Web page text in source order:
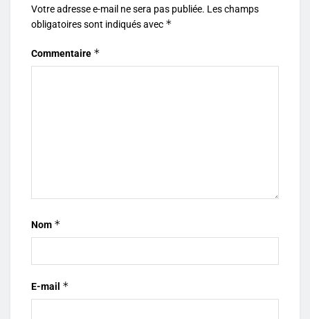
Votre adresse e-mail ne sera pas publiée. Les champs
obligatoires sont indiqués avec *
Commentaire *
Nom *
E-mail *